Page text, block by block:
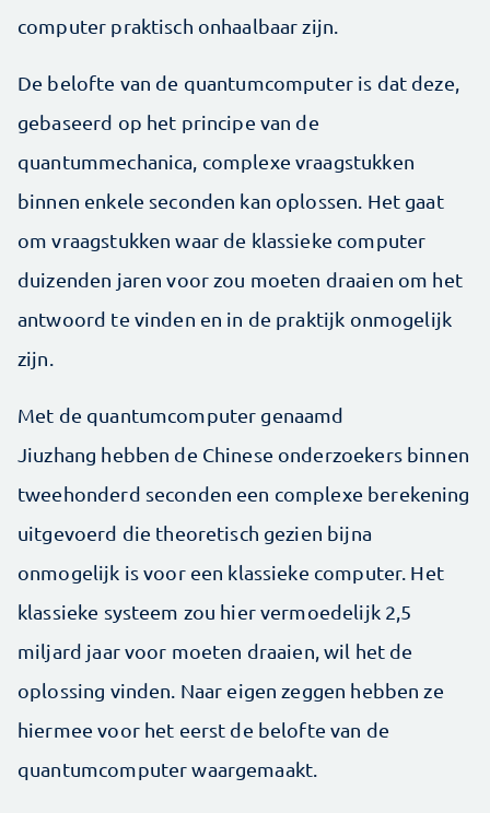
computer praktisch onhaalbaar zijn.
De belofte van de quantumcomputer is dat deze,
gebaseerd op het principe van de
quantummechanica, complexe vraagstukken
binnen enkele seconden kan oplossen. Het gaat
om vraagstukken waar de klassieke computer
duizenden jaren voor zou moeten draaien om het
antwoord te vinden en in de praktijk onmogelijk
zijn.
Met de quantumcomputer genaamd
Jiuzhang hebben de Chinese onderzoekers binnen
tweehonderd seconden een complexe berekening
uitgevoerd die theoretisch gezien bijna
onmogelijk is voor een klassieke computer. Het
klassieke systeem zou hier vermoedelijk 2,5
miljard jaar voor moeten draaien, wil het de
oplossing vinden. Naar eigen zeggen hebben ze
hiermee voor het eerst de belofte van de
quantumcomputer waargemaakt.